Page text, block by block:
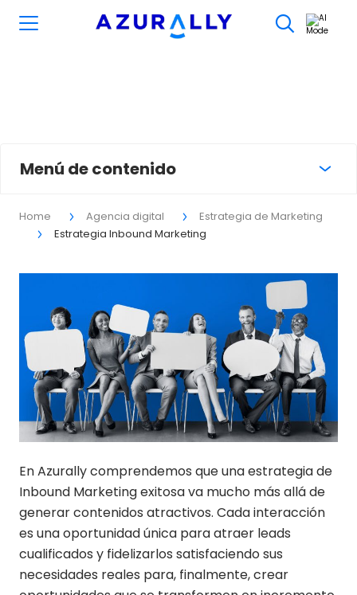
Home Agencia digital
Estrategia de Marketing
Estrategia Inbound Marketing
Menú de contenido
En Azurally comprendemos que una estrategia de
Inbound Marketing exitosa va mucho más allá de
generar contenidos atractivos. Cada interacción
es una oportunidad única para atraer leads
cualificados y fidelizarlos satisfaciendo sus
necesidades reales para, finalmente, crear